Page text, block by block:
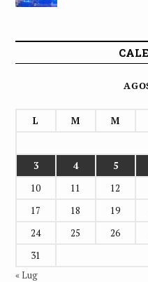
L M M
3
4 5
10
11 12
17
18 19
24
25 26
31
« Lug